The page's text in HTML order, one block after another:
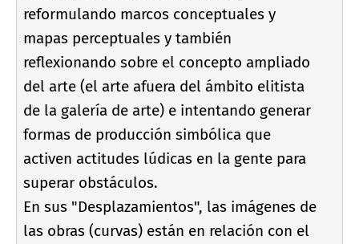
reformulando marcos conceptuales y
mapas perceptuales y también
reflexionando sobre el concepto ampliado
del arte (el arte afuera del ámbito elitista
de la galerí­a de arte) e intentando generar
formas de producción simbólica que
activen actitudes lúdicas en la gente para
superar obstáculos.
En sus "Desplazamientos", las imágenes de
las obras (curvas) están en relación con el